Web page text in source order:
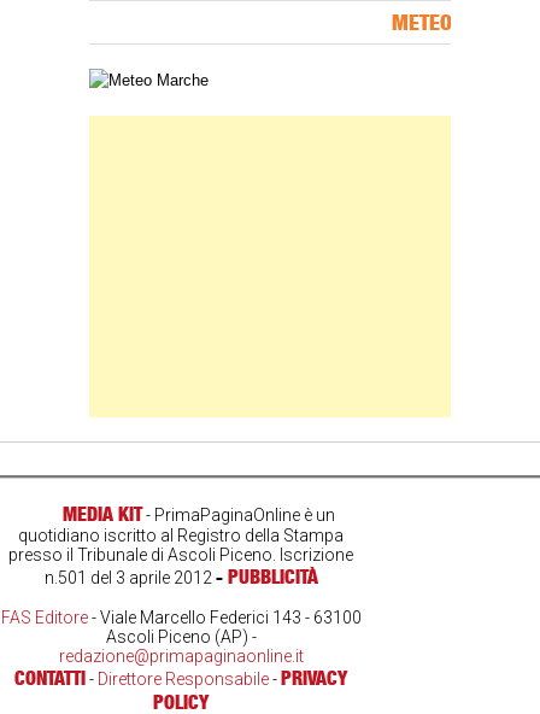
METEO
Carta meteorologica delle Marche
MEDIA KIT- PrimaPaginaOnline è un
quotidiano iscritto al Registro della Stampa
presso il Tribunale di Ascoli Piceno. Iscrizione
n.501 del 3 aprile 2012- PUBBLICITÀ
FAS Editore- Viale Marcello Federici 143 - 63100
Ascoli Piceno (AP) -
redazione@primapaginaonline.it
CONTATTI- Direttore Responsabile-PRIVACY
POLICY